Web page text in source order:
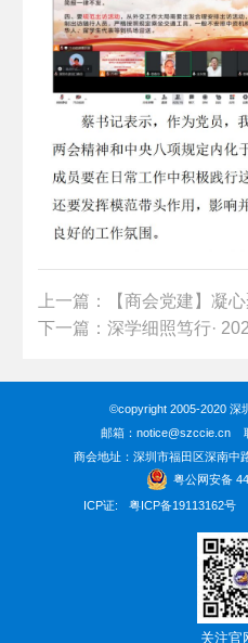
下一篇：深学细照笃行·
©copyright 2005-2020 深
邮箱：notice@szccie.cn
商会地址：深圳市福田区深南中
粤公网安备
ICP证:
粤ICP备19113162号
关注官